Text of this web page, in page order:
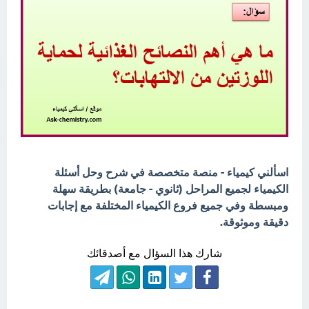
اسألني كيمياء - منصة متخصصة في شرح وحل أسئلة
الكيمياء لجميع المراحل (ثانوي - جامعة) بطريقة سهلة
ومبسطة وفي جميع فروع الكيمياء المختلفة مع إجابات
دقيقة وموثوقة.
شارك هذا السؤال مع أصدقائك